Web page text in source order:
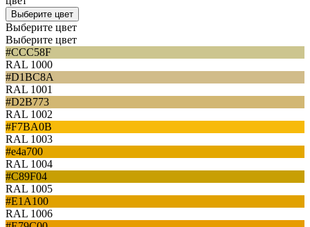
Выберите цвет
Выберите цвет
Выберите цвет
#CCC58F
RAL 1000
#D1BC8A
RAL 1001
#D2B773
RAL 1002
#F7BA0B
RAL 1003
#e4a700
RAL 1004
#C89F04
RAL 1005
#E1A100
RAL 1006